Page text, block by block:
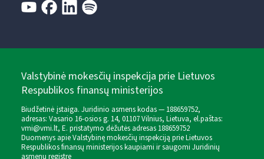
Valstybinė mokesčių inspekcija prie Lietuvos
Respublikos finansų ministerijos
Biudžetinė įstaiga. Juridinio asmens kodas — 188659752,
adresas: Vasario 16-osios g. 14, 01107 Vilnius, Lietuva, el.paštas:
vmi@vmi.lt, E. pristatymo dėžutės adresas 188659752
Duomenys apie Valstybinę mokesčių inspekciją prie Lietuvos
Respublikos finansų ministerijos kaupiami ir saugomi Juridinių
asmenų registre